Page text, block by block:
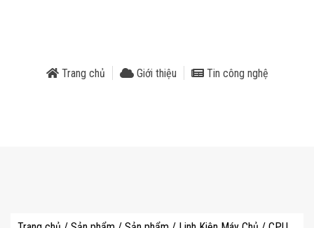
Trang chủ Giới thiệu Tin công nghệ